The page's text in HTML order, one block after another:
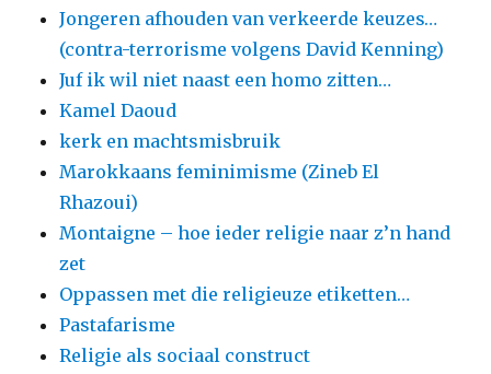
Jongeren afhouden van verkeerde keuzes…
(contra-terrorisme volgens David Kenning)
Juf ik wil niet naast een homo zitten…
Kamel Daoud
kerk en machtsmisbruik
Marokkaans feminimisme (Zineb El
Rhazoui)
Montaigne – hoe ieder religie naar z’n hand
zet
Oppassen met die religieuze etiketten…
Pastafarisme
Religie als sociaal construct